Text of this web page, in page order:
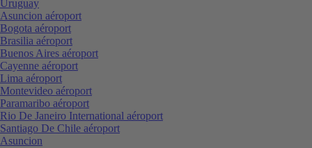
Uruguay
Asuncion aéroport
Bogota aéroport
Brasilia aéroport
Buenos Aires aéroport
Cayenne aéroport
Lima aéroport
Montevideo aéroport
Paramaribo aéroport
Rio De Janeiro International aéroport
Santiago De Chile aéroport
Asuncion